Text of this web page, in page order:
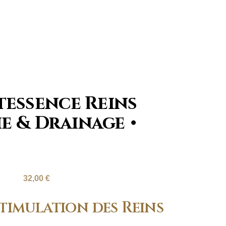
Reins
& Drainage
32,00 €
des Reins